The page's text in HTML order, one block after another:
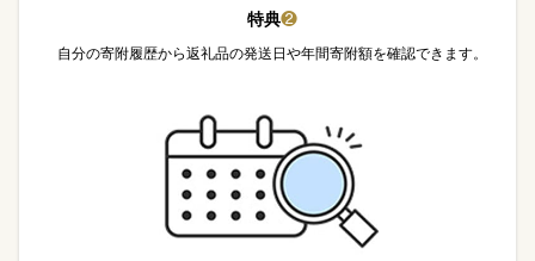
特典❷
自分の寄附履歴から返礼品の発送日や年間寄附額を確認できます。